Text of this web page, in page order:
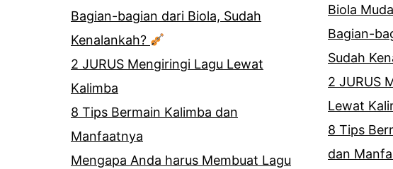
Bagian-bagian dari Biola, Sudah
Kenalankah?
2 JURUS Mengiringi Lagu Lewat
Kalimba
8 Tips Bermain Kalimba dan
Manfaatnya
Mengapa Anda harus Membuat Lagu
Biola
Bagian-
Sudah
2 JURUS
Lewat
8 Tips
dan